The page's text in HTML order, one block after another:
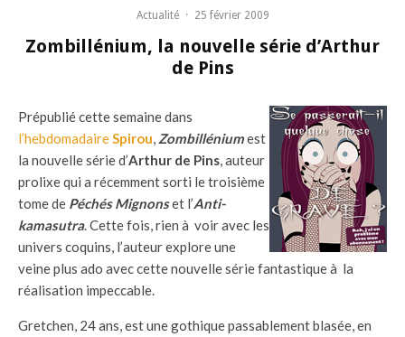
Actualité · 25 février 2009
Zombillénium, la nouvelle série d’Arthur
de Pins
Prépublié cette semaine dans
l’hebdomadaireSpirou, Zombilléniumest
la nouvelle série d’Arthur de Pins, auteur
prolixe qui a récemment sorti le troisième
tome de Péchés Mignonset l’Anti-
kamasutra. Cette fois, rien à voir avec les
univers coquins, l’auteur explore une
veine plus ado avec cette nouvelle série fantastique à la
réalisation impeccable.
Gretchen, 24 ans, est une gothique passablement blasée, en